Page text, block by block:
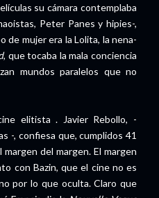
su cámara contemplaba
Peter Panes y hipies-,
mujer era la Lolita, la nena-
, que tocaba la mala conciencia
mundos paralelos que no
elitista . Javier Rebollo, -
-, confiesa que, cumplidos 41
del margen. El margen
con Bazin, que el cine no es
por lo que oculta. Claro que